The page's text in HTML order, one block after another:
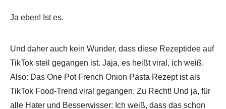
Ja eben! Ist es.
Und daher auch kein Wunder, dass diese Rezeptidee auf
TikTok steil gegangen ist. Jaja, es heißt viral, ich weiß.
Also: Das One Pot French Onion Pasta Rezept ist als
TikTok Food-Trend viral gegangen. Zu Recht! Und ja, für
alle Hater und Besserwisser: Ich weiß, dass das schon